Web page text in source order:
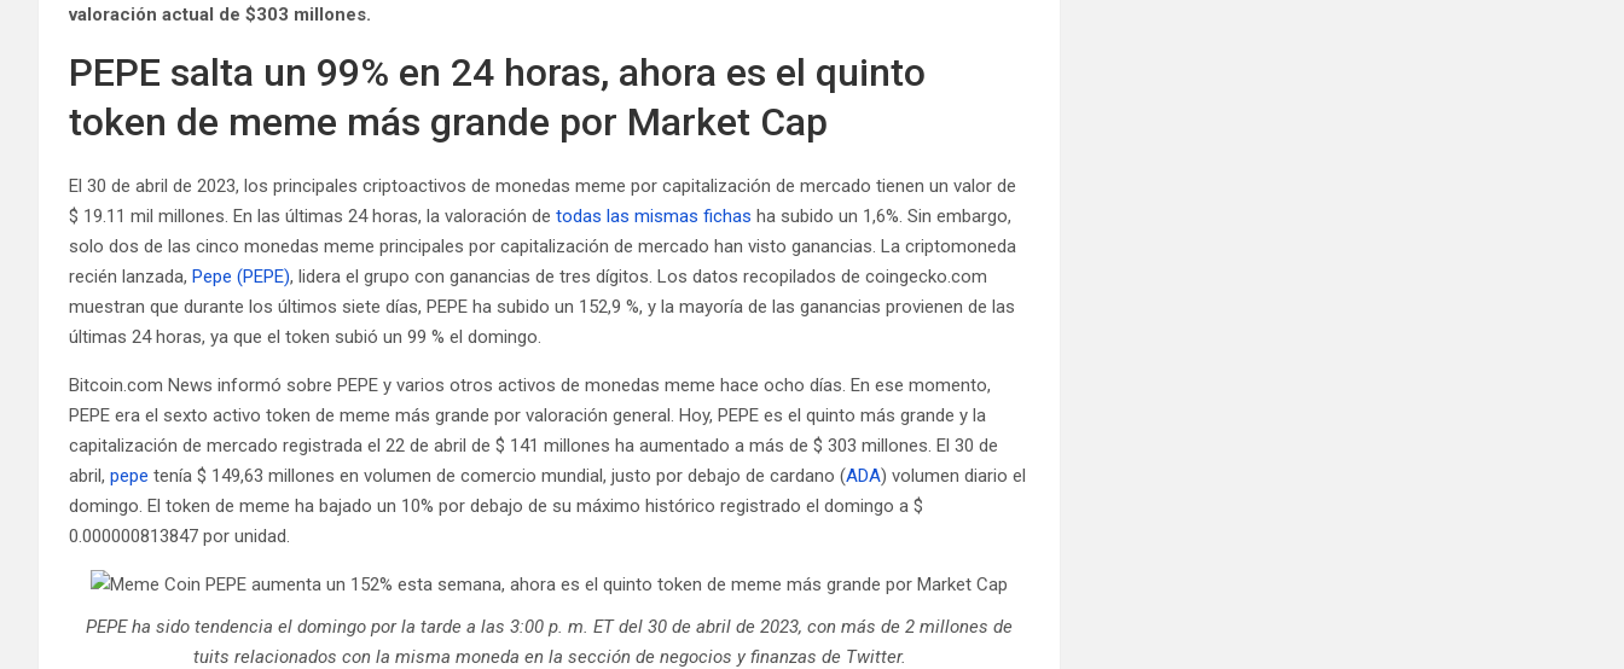
valoración actual de $303 millones.
PEPE salta un 99% en 24 horas, ahora es el quinto
token de meme más grande por Market Cap
El 30 de abril de 2023, los principales criptoactivos de monedas meme por capitalización de mercado tienen un valor de
$ 19.11 mil millones. En las últimas 24 horas, la valoración de todas las mismas fichas ha subido un 1,6%. Sin embargo,
solo dos de las cinco monedas meme principales por capitalización de mercado han visto ganancias. La criptomoneda
recién lanzada, Pepe (PEPE), lidera el grupo con ganancias de tres dígitos. Los datos recopilados de coingecko.com
muestran que durante los últimos siete días, PEPE ha subido un 152,9 %, y la mayoría de las ganancias provienen de las
últimas 24 horas, ya que el token subió un 99 % el domingo.
Bitcoin.com News informó sobre PEPE y varios otros activos de monedas meme hace ocho días. En ese momento,
PEPE era el sexto activo token de meme más grande por valoración general. Hoy, PEPE es el quinto más grande y la
capitalización de mercado registrada el 22 de abril de $ 141 millones ha aumentado a más de $ 303 millones. El 30 de
abril, pepe tenía $ 149,63 millones en volumen de comercio mundial, justo por debajo de cardano (ADA) volumen diario el
domingo. El token de meme ha bajado un 10% por debajo de su máximo histórico registrado el domingo a $
0.000000813847 por unidad.
PEPE ha sido tendencia el domingo por la tarde a las 3:00 p. m. ET del 30 de abril de 2023, con más de 2 millones de
tuits relacionados con la misma moneda en la sección de negocios y finanzas de Twitter.